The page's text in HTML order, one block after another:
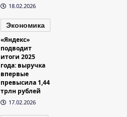
18.02.2026
Экономика
«Яндекс»
подводит
итоги 2025
года: выручка
впервые
превысила 1,44
трлн рублей
17.02.2026